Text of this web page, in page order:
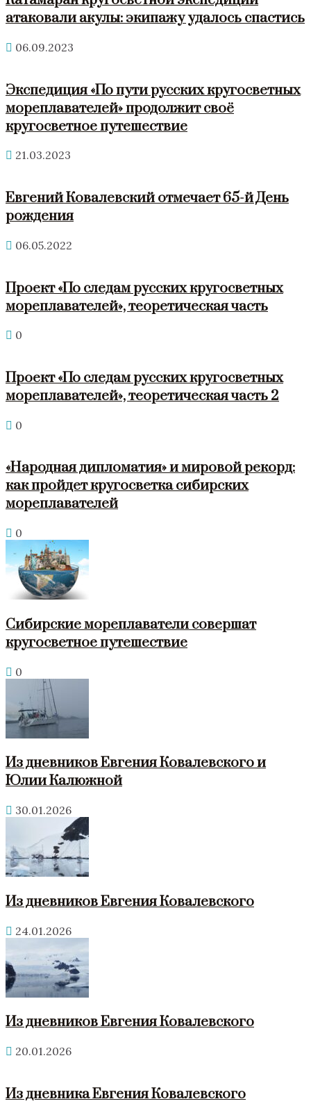
атаковали акулы: экипажу удалось спастись
06.09.2023
Экспедиция «По пути русских кругосветных
мореплавателей» продолжит своё
кругосветное путешествие
21.03.2023
Евгений Ковалевский отмечает 65-й День
рождения
06.05.2022
Проект «По следам русских кругосветных
мореплавателей», теоретическая часть
0
Проект «По следам русских кругосветных
мореплавателей», теоретическая часть 2
0
«Народная дипломатия» и мировой рекорд:
как пройдет кругосветка сибирских
мореплавателей
0
Сибирские мореплаватели совершат
кругосветное путешествие
0
Из дневников Евгения Ковалевского и
Юлии Калюжной
30.01.2026
Из дневников Евгения Ковалевского
24.01.2026
Из дневников Евгения Ковалевского
20.01.2026
Из дневника Евгения Ковалевского